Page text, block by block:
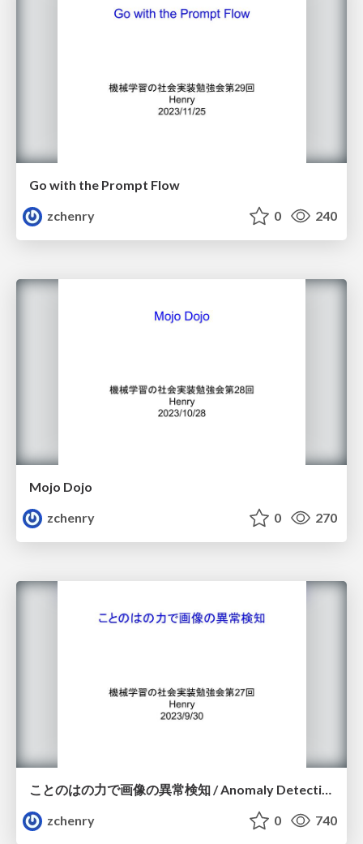
Go with the Prompt Flow
zchenry
0 240
Mojo Dojo
zchenry
0 270
zchenry
0 740